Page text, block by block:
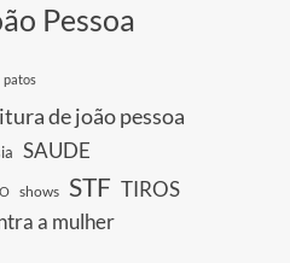
Pessoa
patos
de joão pessoa
SAUDE
shows STF TIROS
a mulher